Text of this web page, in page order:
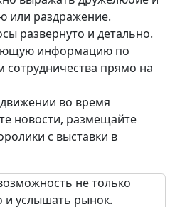
или раздражение.
развернуто и детально.
информацию по
сотрудничества прямо на
во время
новости, размещайте
с выставки в
не только
и услышать рынок.